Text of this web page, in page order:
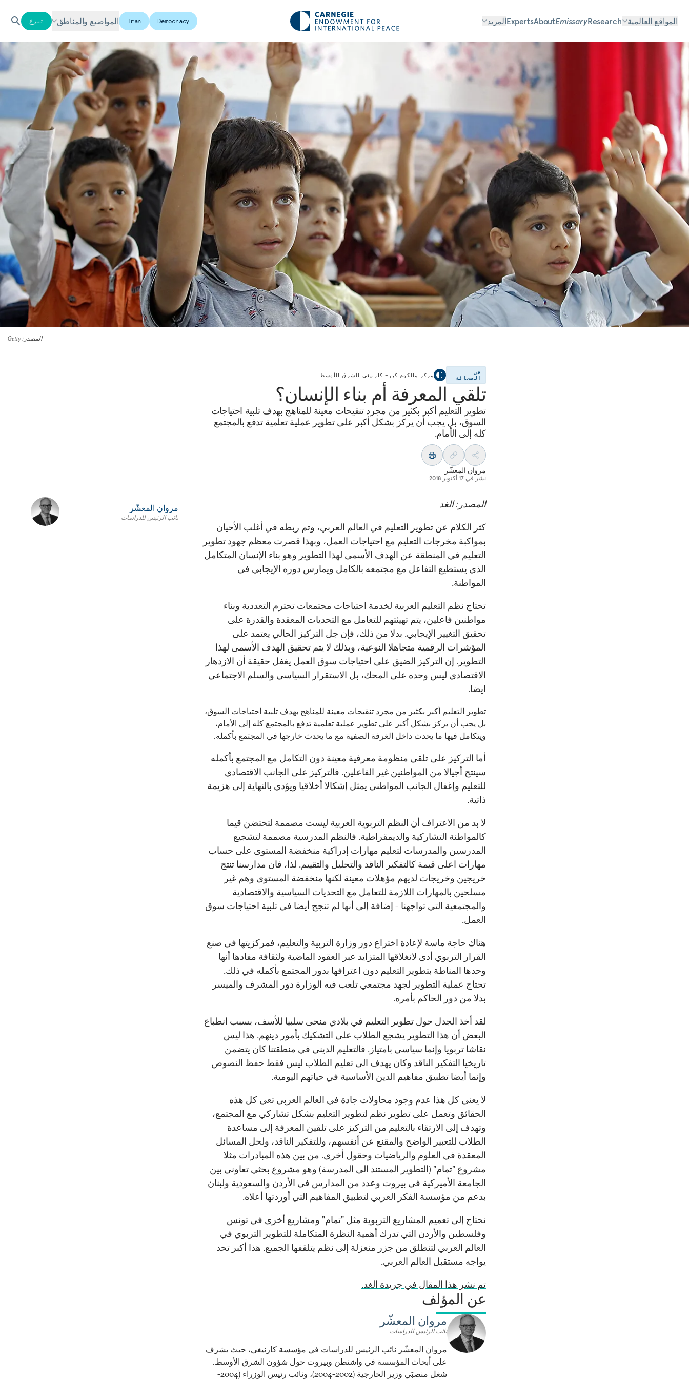
المواقع العالمية Research
Emissary
About
Expertsالمزيد Democracy
Iran المواضيع والمناطق تبرع
المصدر : Getty
في
الصحافة
مركز مالكوم كير– كارنيغي للشرق الأوسط
تلقي المعرفة أم بناء الإنسان؟
تطوير التعليم أكبر بكثير من مجرد تنقيحات معينة للمناهج بهدف تلبية احتياجات
السوق، بل يجب أن يركز بشكل أكبر على تطوير عملية تعلمية تدفع بالمجتمع
كله إلى الأمام.
مروان المعشّر
نشر في 17 أكتوبر 2018
المصدر: الغد
كثر الكلام عن تطوير التعليم في العالم العربي، وتم ربطه في أغلب الأحيان
بمواكبة مخرجات التعليم مع احتياجات العمل، وبهذا قصرت معظم جهود تطوير
التعليم في المنطقة عن الهدف الأسمى لهذا التطوير وهو بناء الإنسان المتكامل
الذي يستطيع التفاعل مع مجتمعه بالكامل ويمارس دوره الإيجابي في
المواطنة.
تحتاج نظم التعليم العربية لخدمة احتياجات مجتمعات تحترم التعددية وبناء
مواطنين فاعلين، يتم تهيئتهم للتعامل مع التحديات المعقدة والقدرة على
تحقيق التغيير الإيجابي. بدلا من ذلك، فإن جل التركيز الحالي يعتمد على
المؤشرات الرقمية متجاهلا النوعية، وبذلك لا يتم تحقيق الهدف الأسمى لهذا
التطوير. إن التركيز الضيق على احتياجات سوق العمل يغفل حقيقة أن الازدهار
الاقتصادي ليس وحده على المحك، بل الاستقرار السياسي والسلم الاجتماعي
ايضا.
تطوير التعليم أكبر بكثير من مجرد تنقيحات معينة للمناهج بهدف تلبية احتياجات السوق،
بل يجب أن يركز بشكل أكبر على تطوير عملية تعلمية تدفع بالمجتمع كله إلى الأمام،
ويتكامل فيها ما يحدث داخل الغرفة الصفية مع ما يحدث خارجها في المجتمع بأكمله.
أما التركيز على تلقي منظومة معرفية معينة دون التكامل مع المجتمع بأكمله
سينتج أجيالا من المواطنين غير الفاعلين. فالتركيز على الجانب الاقتصادي
للتعليم وإغفال الجانب المواطني يمثل إشكالا أخلاقيا ويؤدي بالنهاية إلى هزيمة
ذاتية.
لا بد من الاعتراف أن النظم التربوية العربية ليست مصممة لتحتضن قيما
كالمواطنة التشاركية والديمقراطية. فالنظم المدرسية مصممة لتشجيع
المدرسين والمدرسات لتعليم مهارات إدراكية منخفضة المستوى على حساب
مهارات اعلى قيمة كالتفكير الناقد والتحليل والتقييم. لذا، فان مدارسنا تنتج
خريجين وخريجات لديهم مؤهلات معينة لكنها منخفضة المستوى وهم غير
مسلحين بالمهارات اللازمة للتعامل مع التحديات السياسية والاقتصادية
والمجتمعية التي تواجهنا - إضافة إلى أنها لم تنجح أيضا في تلبية احتياجات سوق
العمل.
هناك حاجة ماسة لإعادة اختراع دور وزارة التربية والتعليم، فمركزيتها في صنع
القرار التربوي أدى لانغلاقها المتزايد عبر العقود الماضية ولثقافة مفادها أنها
وحدها المناطة بتطوير التعليم دون اعترافها بدور المجتمع بأكمله في ذلك.
تحتاج عملية التطوير لجهد مجتمعي تلعب فيه الوزارة دور المشرف والميسر
بدلا من دور الحاكم بأمره.
لقد أخذ الجدل حول تطوير التعليم في بلادي منحى سلبيا للأسف، بسبب انطباع
البعض أن هذا التطوير يشجع الطلاب على التشكيك بأمور دينهم. هذا ليس
نقاشا تربويا وإنما سياسي بامتياز. فالتعليم الديني في منطقتنا كان يتضمن
تاريخيا التفكير الناقد وكان يهدف الى تعليم الطلاب ليس فقط حفظ النصوص
وإنما أيضا تطبيق مفاهيم الدين الأساسية في حياتهم اليومية.
لا يعني كل هذا عدم وجود محاولات جادة في العالم العربي تعي كل هذه
الحقائق وتعمل على تطوير نظم لتطوير التعليم بشكل تشاركي مع المجتمع،
وتهدف إلى الارتقاء بالتعليم من التركيز على تلقين المعرفة إلى مساعدة
الطلاب للتعبير الواضح والمقنع عن أنفسهم، وللتفكير الناقد، ولحل المسائل
المعقدة في العلوم والرياضيات وحقول أخرى. من بين هذه المبادرات مثلا
مشروع "تمام" (التطوير المستند الى المدرسة) وهو مشروع بحثي تعاوني بين
الجامعة الأميركية في بيروت وعدد من المدارس في الأردن والسعودية ولبنان
بدعم من مؤسسة الفكر العربي لتطبيق المفاهيم التي أوردتها أعلاه.
نحتاج إلى تعميم المشاريع التربوية مثل "تمام" ومشاريع أخرى في تونس
وفلسطين والأردن التي تدرك أهمية النظرة المتكاملة للتطوير التربوي في
العالم العربي لتنطلق من جزر منعزلة إلى نظم يتلقفها الجميع. هذا أكبر تحد
يواجه مستقبل العالم العربي.
تم نشر هذا المقال في جريدة الغد.
عن المؤلف
مروان المعشّر
نائب الرئيس للدراسات
مروان المعشّر نائب الرئيس للدراسات في مؤسسة كارنيغي، حيث يشرف
على أبحاث المؤسسة في واشنطن وبيروت حول شؤون الشرق الأوسط.
شغل منصبَي وزير الخارجية (2002-2004)، ونائب رئيس الوزراء (2004-
مروان المعشّر
نائب الرئيس للدراسات